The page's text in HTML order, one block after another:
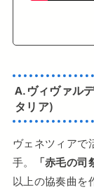
A.ヴィヴァル
タリア)
ヴェネツィアで
手。
「赤毛の司
以上の協奏曲を